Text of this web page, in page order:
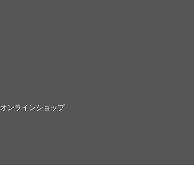
オンラインショップ